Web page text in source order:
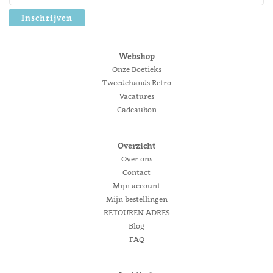
Inschrijven
Webshop
Onze Boetieks
Tweedehands Retro
Vacatures
Cadeaubon
Overzicht
Over ons
Contact
Mijn account
Mijn bestellingen
RETOUREN ADRES
Blog
FAQ